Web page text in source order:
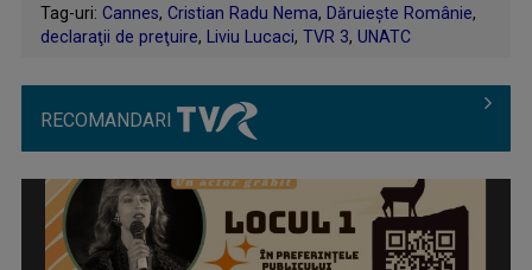
Tag-uri: Cannes, Cristian Radu Nema, Dăruiește Românie,
declaraţii de preţuire, Liviu Lucaci, TVR 3, UNATC
RECOMANDARI